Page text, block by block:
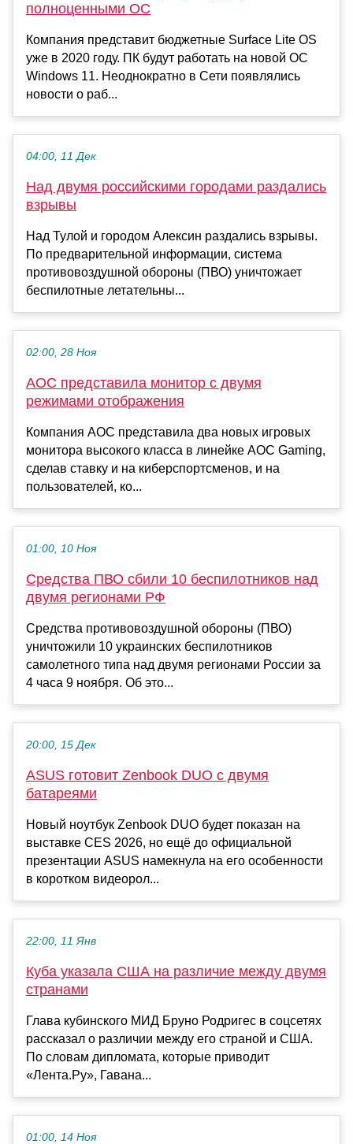
полноценными ОС
Компания представит бюджетные Surface Lite OS
уже в 2020 году. ПК будут работать на новой ОС
Windows 11. Неоднократно в Сети появлялись
новости о раб...
04:00, 11 Дек
Над двумя российскими городами раздались
взрывы
Над Тулой и городом Алексин раздались взрывы.
По предварительной информации, система
противовоздушной обороны (ПВО) уничтожает
беспилотные летательны...
02:00, 28 Ноя
AOC представила монитор с двумя
режимами отображения
Компания AOC представила два новых игровых
монитора высокого класса в линейке AOC Gaming,
сделав ставку и на киберспортсменов, и на
пользователей, ко...
01:00, 10 Ноя
Средства ПВО сбили 10 беспилотников над
двумя регионами РФ
Средства противовоздушной обороны (ПВО)
уничтожили 10 украинских беспилотников
самолетного типа над двумя регионами России за
4 часа 9 ноября. Об это...
20:00, 15 Дек
ASUS готовит Zenbook DUO с двумя
батареями
Новый ноутбук Zenbook DUO будет показан на
выставке CES 2026, но ещё до официальной
презентации ASUS намекнула на его особенности
в коротком видеорол...
22:00, 11 Янв
Куба указала США на различие между двумя
странами
Глава кубинского МИД Бруно Родригес в соцсетях
рассказал о различии между его страной и США.
По словам дипломата, которые приводит
«Лента.Ру», Гавана...
01:00, 14 Ноя